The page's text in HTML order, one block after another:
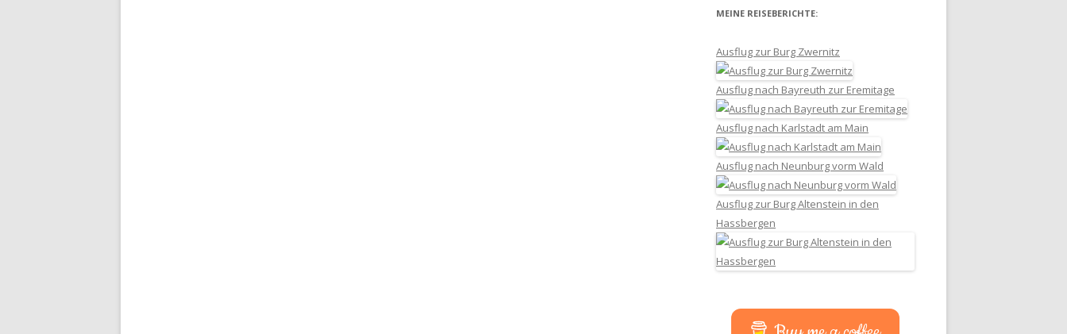
MEINE REISEBERICHTE:
Ausflug zur Burg Zwernitz
Ausflug nach Bayreuth zur Eremitage
Ausflug nach Karlstadt am Main
Ausflug nach Neunburg vorm Wald
Ausflug zur Burg Altenstein in den
Hassbergen